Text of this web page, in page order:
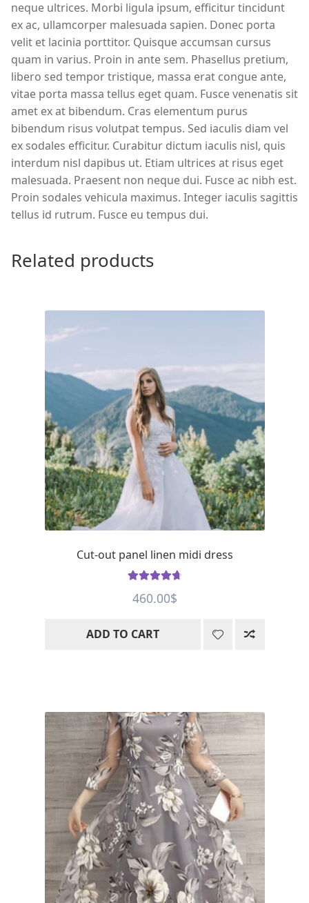
neque ultrices. Morbi ligula ipsum, efficitur tincidunt
ex ac, ullamcorper malesuada sapien. Donec porta
velit et lacinia porttitor. Quisque accumsan cursus
quam in varius. Proin in ante sem. Phasellus pretium,
libero sed tempor tristique, massa erat congue ante,
vitae porta massa tellus eget quam. Fusce venenatis sit
amet ex at bibendum. Cras elementum purus
bibendum risus volutpat tempus. Sed iaculis diam vel
ex sodales efficitur. Curabitur dictum iaculis nisl, quis
interdum nisl dapibus ut. Etiam ultrices at risus eget
malesuada. Praesent non neque dui. Fusce ac nibh est.
Proin sodales vehicula maximus. Integer iaculis sagittis
tellus id rutrum. Fusce eu tempus dui.
Related products
Cut-out panel linen midi dress
out of 5
460.00$
ADD TO CART